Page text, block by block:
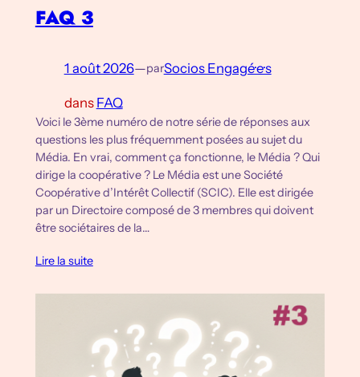
FAQ 3
1 août 2026—parSocios Engagé·e·s
dans FAQ
Voici le 3ème numéro de notre série de réponses aux
questions les plus fréquemment posées au sujet du
Média. En vrai, comment ça fonctionne, le Média ? Qui
dirige la coopérative ? Le Média est une Société
Coopérative d’Intérêt Collectif (SCIC). Elle est dirigée
par un Directoire composé de 3 membres qui doivent
être sociétaires de la…
Lire la suite